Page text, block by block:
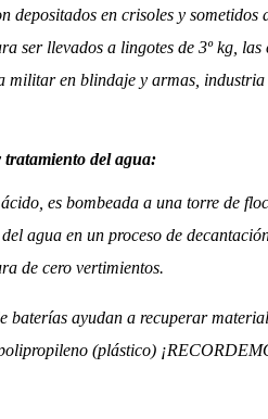
depositados en crisoles y
ser llevados a lingotes de 3º kg,
en blindaje y armas,
tratamiento del agua:
es bombeada a una torre de
agua en un proceso de
de cero vertimientos.
baterías ayudan a recuperar
(plástico)